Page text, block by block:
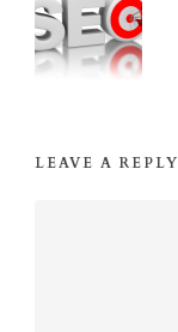
LEAVE A REPLY